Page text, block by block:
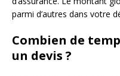
parmi d’autres dans votre
Combien de
un devis ?